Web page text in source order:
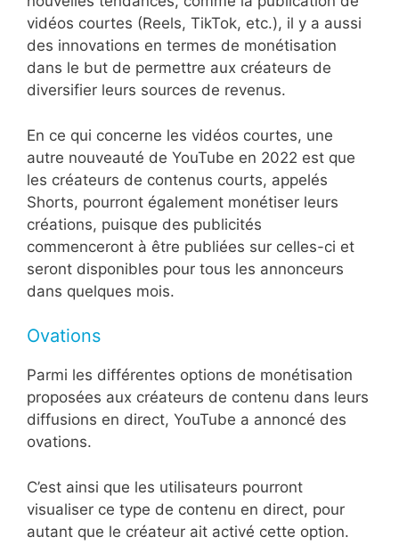
vidéos courtes (Reels, TikTok, etc.), il y a aussi
des innovations en termes de monétisation
dans le but de permettre aux créateurs de
diversifier leurs sources de revenus.
En ce qui concerne les vidéos courtes, une
autre nouveauté de YouTube en 2022 est que
les créateurs de contenus courts, appelés
Shorts, pourront également monétiser leurs
créations, puisque des publicités
commenceront à être publiées sur celles-ci et
seront disponibles pour tous les annonceurs
dans quelques mois.
Ovations
Parmi les différentes options de monétisation
proposées aux créateurs de contenu dans leurs
diffusions en direct, YouTube a annoncé des
ovations.
C’est ainsi que les utilisateurs pourront
visualiser ce type de contenu en direct, pour
autant que le créateur ait activé cette option.